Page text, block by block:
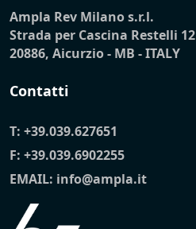
Ampla Rev Milano s.r.l.
Strada per Cascina Restelli 12
20886, Aicurzio - MB - ITALY
Contatti
T: +39.039.627651
F: +39.039.6902255
EMAIL: info@ampla.it